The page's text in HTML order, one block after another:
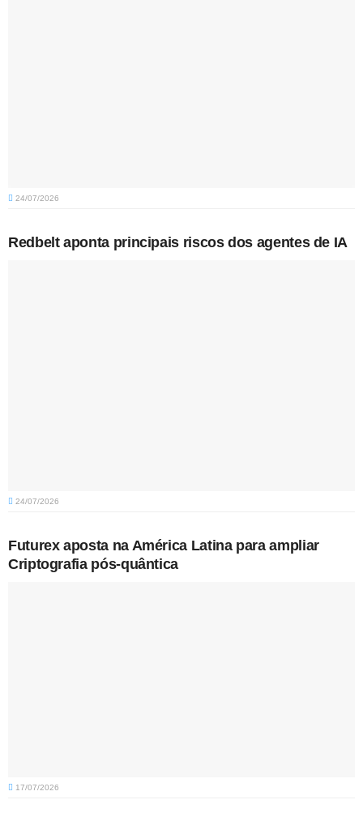
24/07/2026
Redbelt aponta principais riscos dos agentes de IA
24/07/2026
Futurex aposta na América Latina para ampliar
Criptografia pós-quântica
17/07/2026